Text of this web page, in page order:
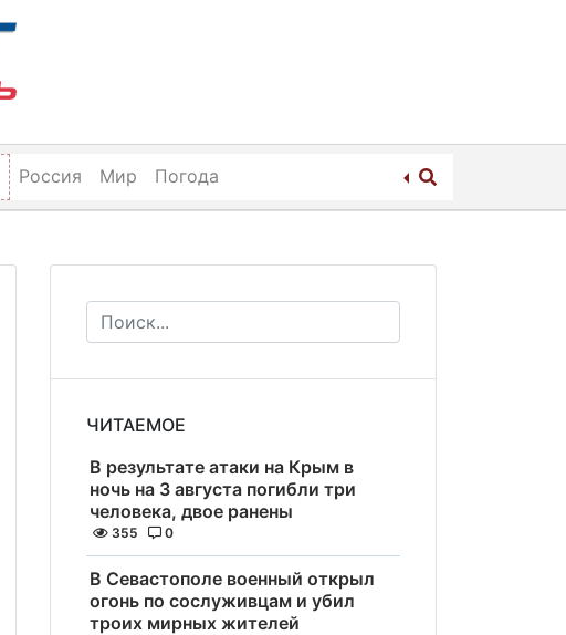
Россия Мир Погода
ЧИТАЕМОЕ
В результате атаки на Крым в
ночь на 3 августа погибли три
человека, двое ранены
355 0
В Севастополе военный открыл
огонь по сослуживцам и убил
троих мирных жителей